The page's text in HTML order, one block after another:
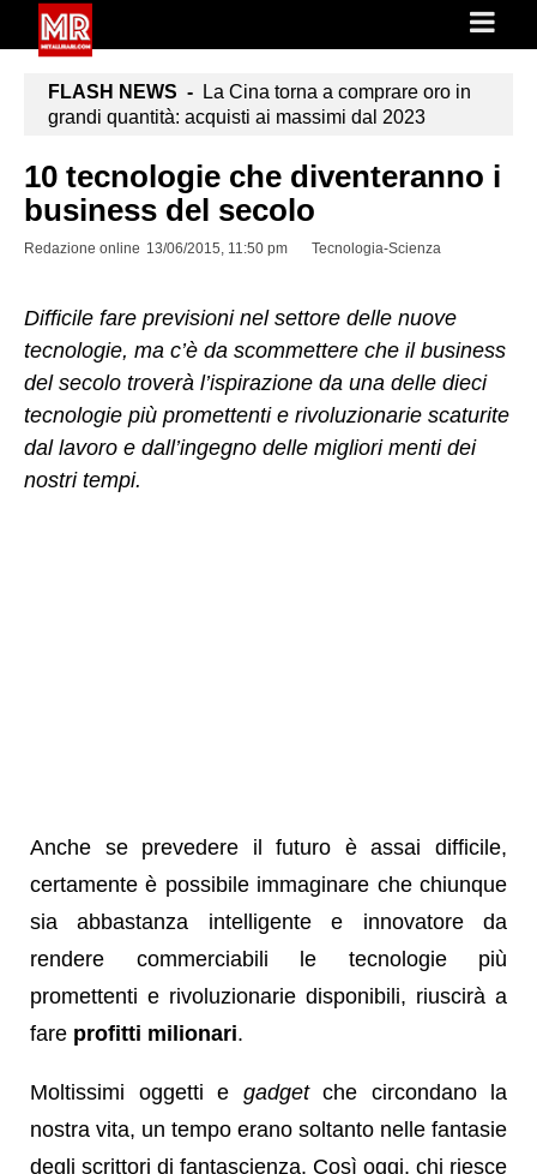
FLASH NEWS - La Cina torna a comprare oro in
grandi quantità: acquisti ai massimi dal 2023
10 tecnologie che diventeranno i
business del secolo
Redazione online 13/06/2015, 11:50 pm Tecnologia-Scienza
Difficile fare previsioni nel settore delle nuove
tecnologie, ma c’è da scommettere che il business
del secolo troverà l’ispirazione da una delle dieci
tecnologie più promettenti e rivoluzionarie scaturite
dal lavoro e dall’ingegno delle migliori menti dei
nostri tempi.
Anche se prevedere il futuro è assai difficile,
certamente è possibile immaginare che chiunque
sia abbastanza intelligente e innovatore da
rendere commerciabili le tecnologie più
promettenti e rivoluzionarie disponibili, riuscirà a
fare profitti milionari.
Moltissimi oggetti e gadgetche circondano la
nostra vita, un tempo erano soltanto nelle fantasie
degli scrittori di fantascienza. Così oggi, chi riesce